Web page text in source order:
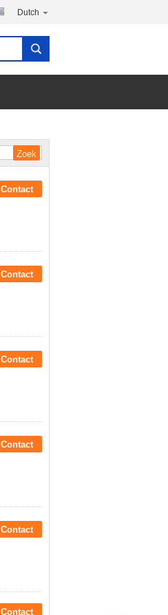
Dutch
Contact
Contact
Contact
Contact
Contact
Contact